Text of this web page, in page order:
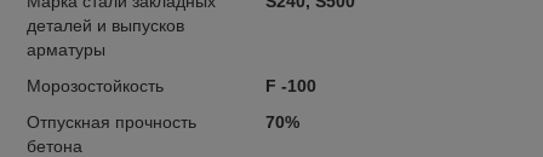
деталей и выпусков
арматуры
Морозостойкость
F -100
Отпускная прочность
бетона
70%